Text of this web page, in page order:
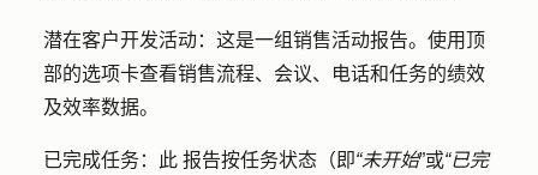
潜在客户开发活动： 这是一组销售活动报告。使用顶
部的选项卡查看销售流程、会议、电话和任务的绩效
及效率数据。
已完成任务：此 报告按任务状态（即“未开始”或“已完